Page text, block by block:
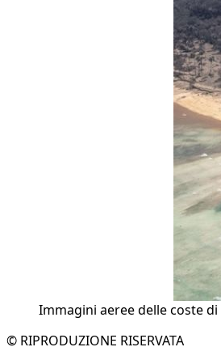
Immagini aeree delle coste
© RIPRODUZIONE RISERVATA